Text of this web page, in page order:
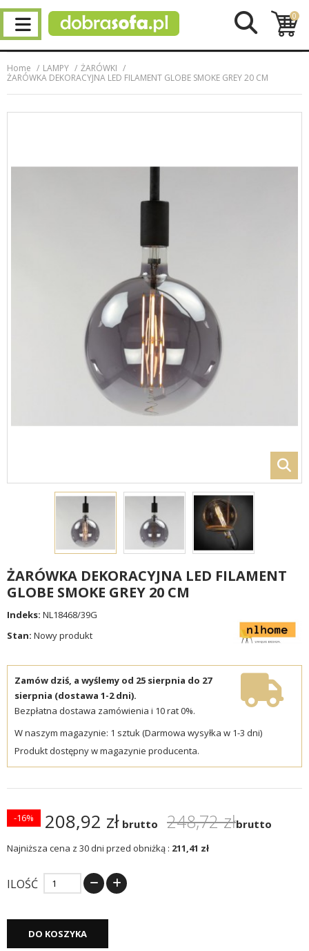
0
Home LAMPY
ŻARÓWKI
ŻARÓWKA DEKORACYJNA LED FILAMENT GLOBE SMOKE GREY 20 CM
ŻARÓWKA DEKORACYJNA LED FILAMENT
GLOBE SMOKE GREY 20 CM
Indeks: NL18468/39G
Stan: Nowy produkt
Zamów dziś, a wyślemy od 25 sierpnia do 27
sierpnia (dostawa 1-2 dni).
Bezpłatna dostawa zamówienia i 10 rat 0%.
W naszym magazynie: 1 sztuk (Darmowa wysyłka w 1-3 dni)
Produkt dostępny w magazynie producenta.
208,92 zł brutto 248,72 złbrutto
-16%
Najniższa cena z 30 dni przed obniżką : 211,41 zł
ILOŚĆ
DO KOSZYKA